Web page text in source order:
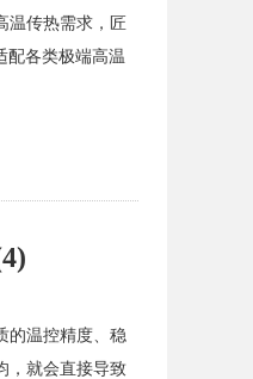
温传热需求，匠
配各类极端高温
的温控精度、稳
，就会直接导致